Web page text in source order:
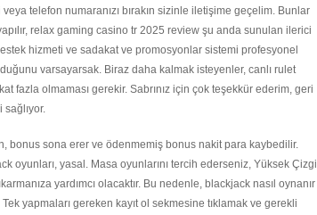
telefon numaranızı bırakın sizinle iletişime geçelim. Bunlar
relax gaming casino tr 2025 review şu anda sunulan ilerici
hizmeti ve sadakat ve promosyonlar sistemi profesyonel
varsayarsak. Biraz daha kalmak isteyenler, canlı rulet
fazla olmaması gerekir. Sabrınız için çok teşekkür ederim, geri
sağlıyor.
bonus sona erer ve ödenmemiş bonus nakit para kaybedilir.
oyunları, yasal. Masa oyunlarını tercih ederseniz, Yüksek Çizgi
yardımcı olacaktır. Bu nedenle, blackjack nasıl oynanır
yapmaları gereken kayıt ol sekmesine tıklamak ve gerekli